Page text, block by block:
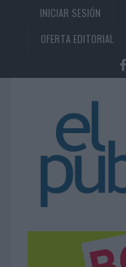
INICIAR SESIÓN
OFERTA EDITORIAL